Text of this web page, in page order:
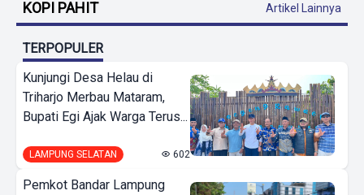
KOPI PAHIT Artikel Lainnya
TERPOPULER
Kunjungi Desa Helau di
Triharjo Merbau Mataram,
Bupati Egi Ajak Warga Terus...
LAMPUNG SELATAN 602
Pemkot Bandar Lampung